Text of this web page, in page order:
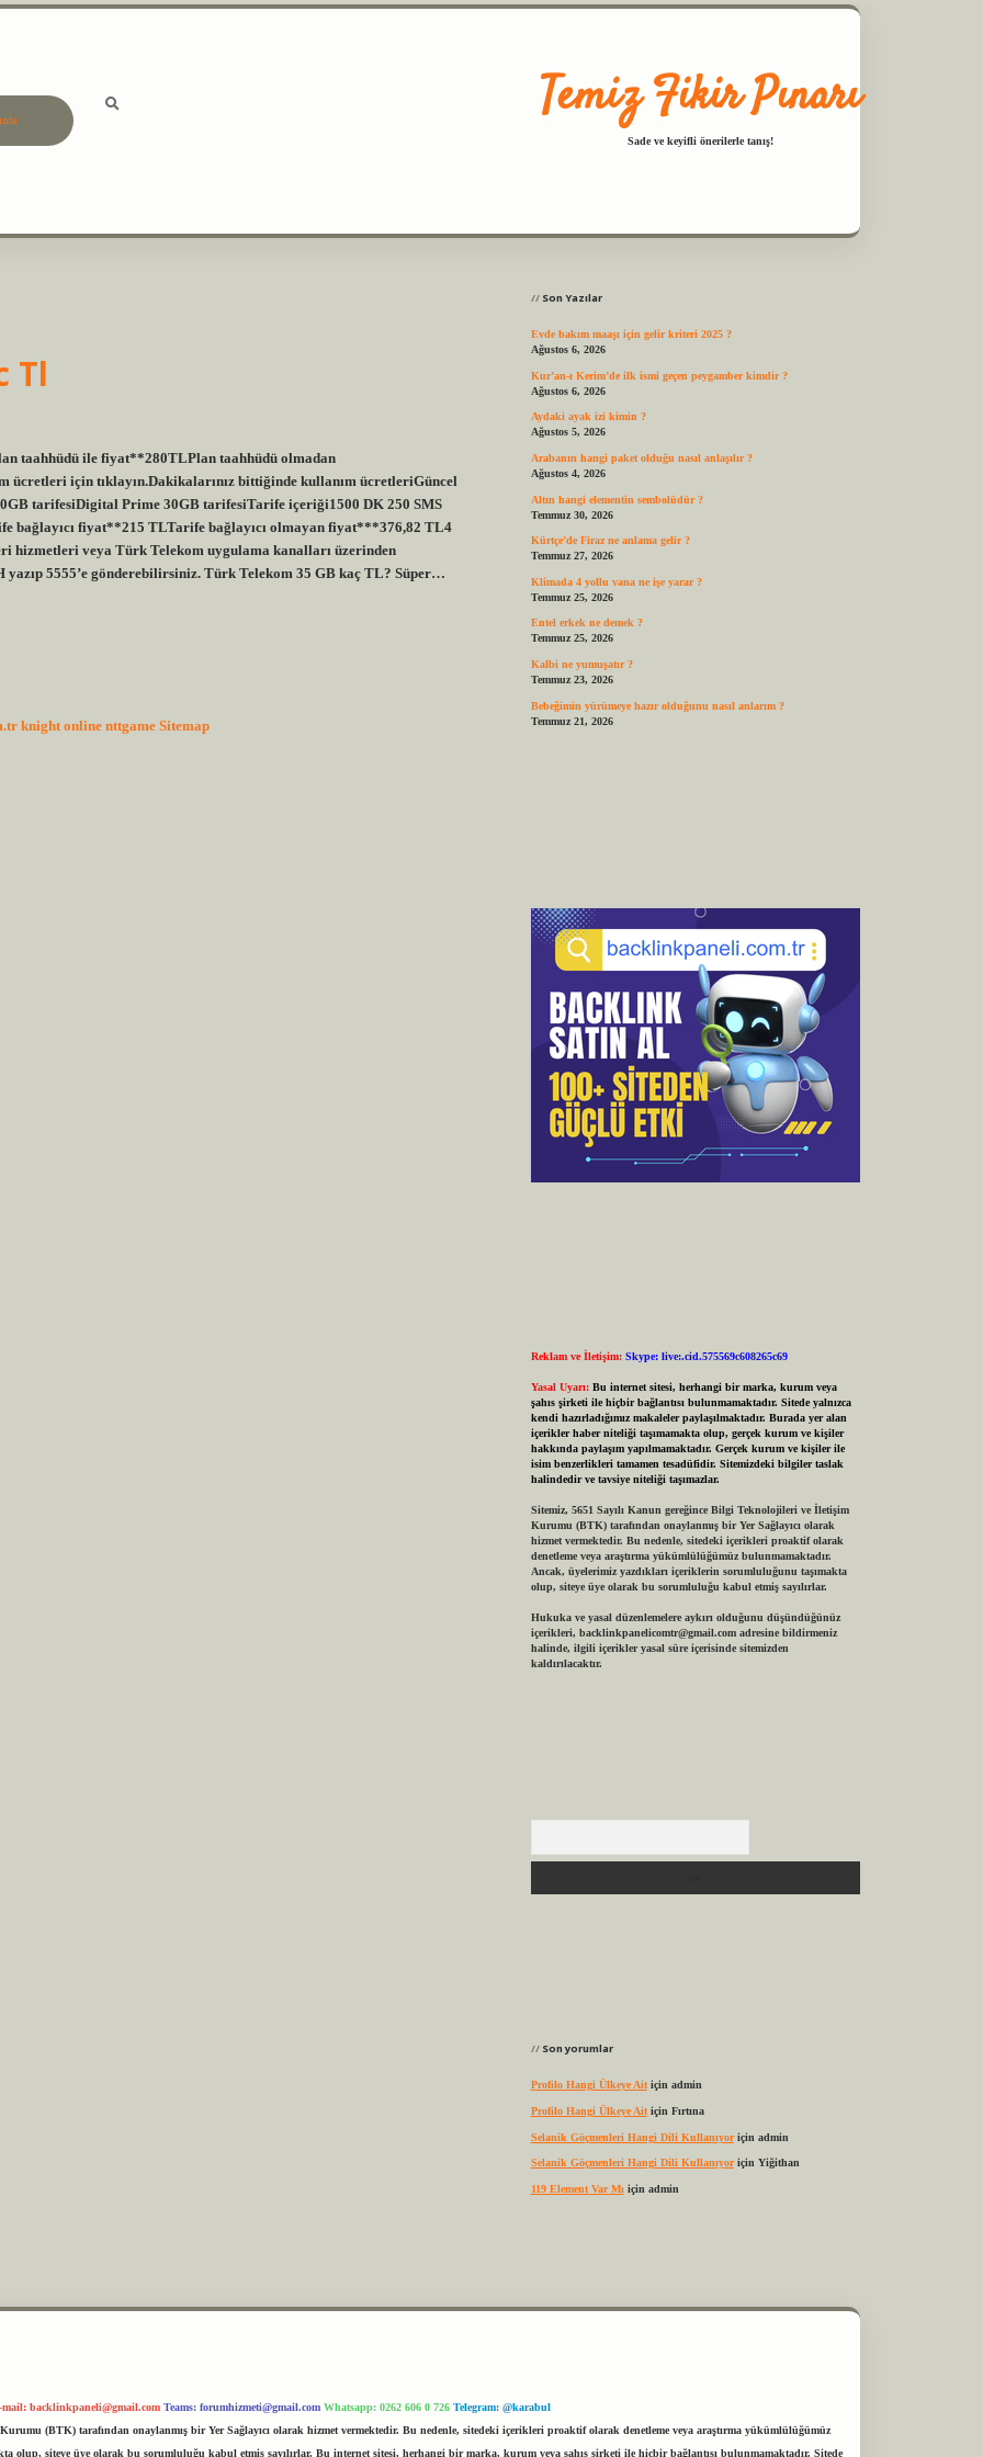
Temiz Fikir Pınarı
Sade ve keyifli önerilerle tanış!
Tl
taahhüdü ile fiyat**280TLPlan taahhüdü olmadan
için tıklayın.Dakikalarınız bittiğinde kullanım ücretleriGüncel
tarifesiDigital Prime 30GB tarifesiTarife içeriği1500 DK 250 SMS
bağlayıcı fiyat**215 TLTarife bağlayıcı olmayan fiyat***376,82 TL4
hizmetleri veya Türk Telekom uygulama kanalları üzerinden
yazıp 5555’e gönderebilirsiniz. Türk Telekom 35 GB kaç TL? Süper…
knight online nttgame Sitemap
Son Yazılar
Evde bakım maaşı için gelir kriteri 2025 ?
Ağustos 6, 2026
Kur’an-ı Kerim’de ilk ismi geçen peygamber kimdir ?
Ağustos 6, 2026
Aydaki ayak izi kimin ?
Ağustos 5, 2026
Arabanın hangi paket olduğu nasıl anlaşılır ?
Ağustos 4, 2026
Altın hangi elementin sembolüdür ?
Temmuz 30, 2026
Kürtçe’de Firaz ne anlama gelir ?
Temmuz 27, 2026
Klimada 4 yollu vana ne işe yarar ?
Temmuz 25, 2026
Entel erkek ne demek ?
Temmuz 25, 2026
Kalbi ne yumuşatır ?
Temmuz 23, 2026
Bebeğimin yürümeye hazır olduğunu nasıl anlarım ?
Temmuz 21, 2026
Reklam ve İletişim: Skype: live:.cid.575569c608265c69
Yasal Uyarı: Bu internet sitesi, herhangi bir marka, kurum veya
şahıs şirketi ile hiçbir bağlantısı bulunmamaktadır. Sitede yalnızca
kendi hazırladığımız makaleler paylaşılmaktadır. Burada yer alan
içerikler haber niteliği taşımamakta olup, gerçek kurum ve kişiler
hakkında paylaşım yapılmamaktadır. Gerçek kurum ve kişiler ile
isim benzerlikleri tamamen tesadüfidir. Sitemizdeki bilgiler taslak
halindedir ve tavsiye niteliği taşımazlar.
Sitemiz, 5651 Sayılı Kanun gereğince Bilgi Teknolojileri ve İletişim
Kurumu (BTK) tarafından onaylanmış bir Yer Sağlayıcı olarak
hizmet vermektedir. Bu nedenle, sitedeki içerikleri proaktif olarak
denetleme veya araştırma yükümlülüğümüz bulunmamaktadır.
Ancak, üyelerimiz yazdıkları içeriklerin sorumluluğunu taşımakta
olup, siteye üye olarak bu sorumluluğu kabul etmiş sayılırlar.
Hukuka ve yasal düzenlemelere aykırı olduğunu düşündüğünüz
içerikleri, backlinkpanelicomtr@gmail.comadresine bildirmeniz
halinde, ilgili içerikler yasal süre içerisinde sitemizden
kaldırılacaktır.
Son yorumlar
Profilo Hangi Ülkeye Aitiçin admin
Profilo Hangi Ülkeye Aitiçin Fırtına
Selanik Göçmenleri Hangi Dili Kullanıyoriçin admin
Selanik Göçmenleri Hangi Dili Kullanıyoriçin Yiğithan
119 Element Var Mı için admin
mail: backlinkpaneli@gmail.com Teams: forumhizmeti@gmail.com Whatsapp: 0262 606 0 726 Telegram: @karabul
(BTK) tarafından onaylanmış bir Yer Sağlayıcı olarak hizmet vermektedir. Bu nedenle, sitedeki içerikleri proaktif olarak denetleme veya araştırma yükümlülüğümüz
olup, siteye üye olarak bu sorumluluğu kabul etmiş sayılırlar. Bu internet sitesi, herhangi bir marka, kurum veya şahıs şirketi ile hiçbir bağlantısı bulunmamaktadır. Sitede